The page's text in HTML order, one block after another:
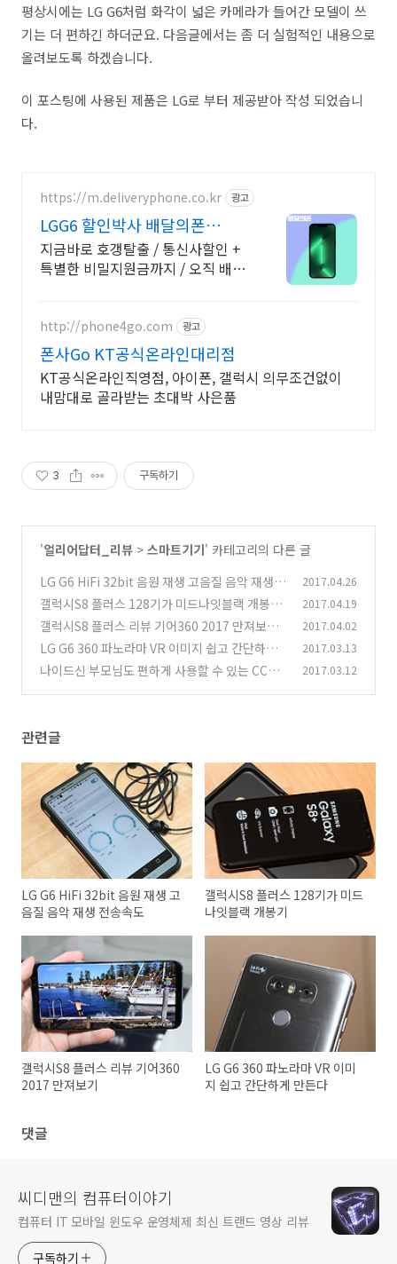
평상시에는 LG G6처럼 화각이 넓은 카메라가 들어간 모델이 쓰
기는 더 편하긴 하더군요. 다음글에서는 좀 더 실험적인 내용으로
올려보도록 하겠습니다.
이 포스팅에 사용된 제품은 LG로 부터 제공받아 작성 되었습니
다.
https://m.deliveryphone.co.kr 광고
LGG6 할인박사 배달의폰
Secret 비밀지원금!
지금바로 호갱탈출 / 통신사할인 +
특별한 비밀지원금까지 / 오직 배달
http://phone4go.com 광고
폰사Go KT공식온라인대리점
KT공식온라인직영점, 아이폰, 갤럭시 의무조건없이
내맘대로 골라받는 초대박 사은품
3 구독하기
'얼리어답터_리뷰 > 스마트기기' 카테고리의 다른 글
LG G6 HiFi 32bit 음원 재생 고음질 음악 재생
전송속도 (1)
2017.04.26
갤럭시S8 플러스 128기가 미드나잇블랙 개봉기
(5)
2017.04.19
갤럭시S8 플러스 리뷰 기어360 2017 만져보기
(16)
2017.04.02
LG G6 360 파노라마 VR 이미지 쉽고 간단하게
만든다
(7)
2017.03.13
나이드신 부모님도 편하게 사용할 수 있는 CCTV
2017.03.12
관련글
LG G6 HiFi 32bit 음원 재생 고
음질 음악 재생 전송속도
갤럭시S8 플러스 128기가 미드
나잇블랙 개봉기
갤럭시S8 플러스 리뷰 기어360
2017 만져보기
LG G6 360 파노라마 VR 이미
지 쉽고 간단하게 만든다
댓글
씨디맨의 컴퓨터이야기
컴퓨터 IT 모바일 윈도우 운영체제 최신 트랜드 영상 리뷰
구독하기